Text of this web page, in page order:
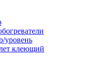
уровень
клеющий